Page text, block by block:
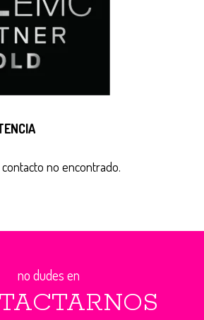
no encontrado.
no dudes en